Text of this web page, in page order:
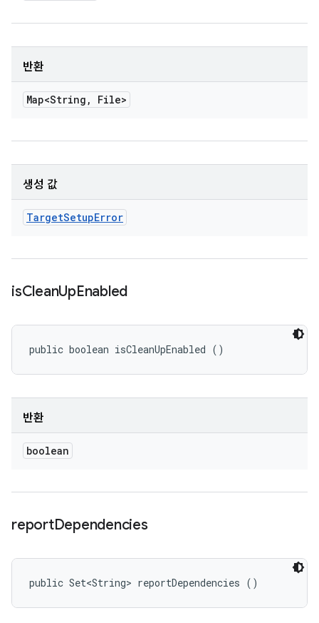
반환
Map<String , File>
생성 값
TargetSetupError
isCleanUpEnabled
public boolean isCleanUpEnabled ()
반환
boolean
reportDependencies
public Set<String> reportDependencies ()